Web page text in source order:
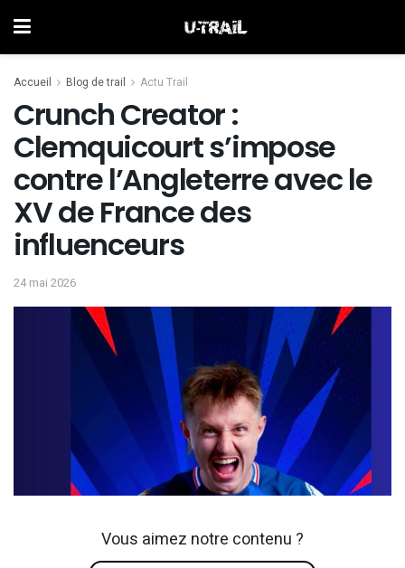
Accueil Blog de trail Actu Trail
Crunch Creator :
Clemquicourt s’impose
contre l’Angleterre avec le
XV de France des
influenceurs
24 mai 2026
Vous aimez notre contenu ?